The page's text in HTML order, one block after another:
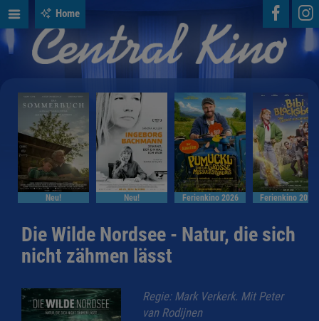
Home
Neu! Neu! Ferienkino 2026 Ferienkino 2026
Die Wilde Nordsee - Natur, die sich
nicht zähmen lässt
Regie: Mark Verkerk. Mit Peter
van Rodijnen